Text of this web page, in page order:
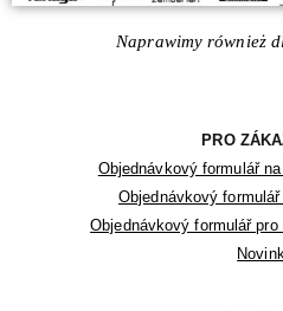
Naprawimy również
PRO
Objednávkový formulář
Objednávkový
Objednávkový formulář